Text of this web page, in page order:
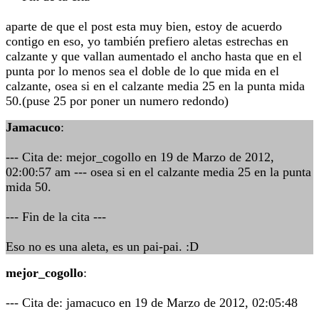
aparte de que el post esta muy bien, estoy de acuerdo
contigo en eso, yo también prefiero aletas estrechas en
calzante y que vallan aumentado el ancho hasta que en el
punta por lo menos sea el doble de lo que mida en el
calzante, osea si en el calzante media 25 en la punta mida
50.(puse 25 por poner un numero redondo)
Jamacuco:
--- Cita de: mejor_cogollo en 19 de Marzo de 2012,
02:00:57 am --- osea si en el calzante media 25 en la punta
mida 50.
--- Fin de la cita ---
Eso no es una aleta, es un pai-pai. :D
mejor_cogollo:
--- Cita de: jamacuco en 19 de Marzo de 2012, 02:05:48